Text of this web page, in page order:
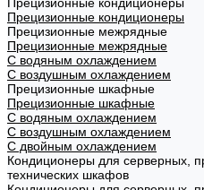
Прецизионные кондиционеры
Прецизионные межрядные
Прецизионные межрядные
С водяным охлаждением
С воздушным охлаждением
Прецизионные шкафные
Прецизионные шкафные
С водяным охлаждением
С воздушным охлаждением
С двойным охлаждением
Кондиционеры для серверных,
технических шкафов